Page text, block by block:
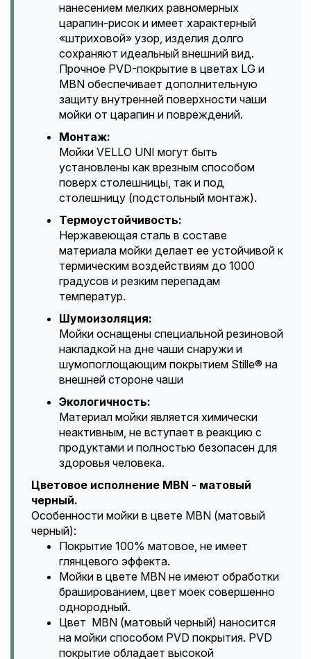
нанесением мелких равномерных
царапин-рисок и имеет характерный
«штриховой» узор, изделия долго
сохраняют идеальный внешний вид.
Прочное PVD-покрытие в цветах LG и
MBN обеспечивает дополнительную
защиту внутренней поверхности чаши
мойки от царапин и повреждений.
Монтаж:
Мойки VELLO UNI могут быть
установлены как врезным способом
поверх столешницы, так и под
столешницу (подстольный монтаж).
Термоустойчивость:
Нержавеющая сталь в составе
материала мойки делает ее устойчивой к
термическим воздействиям до 1000
градусов и резким перепадам
температур.
Шумоизоляция:
Мойки оснащены специальной резиновой
накладкой на дне чаши снаружи и
шумопоглощающим покрытием Stille® на
внешней стороне чаши
Экологичность:
Материал мойки является химически
неактивным, не вступает в реакцию с
продуктами и полностью безопасен для
здоровья человека.
Цветовое исполнение MBN - матовый
черный.
Особенности мойки в цвете MBN (матовый
черный):
Покрытие 100% матовое, не имеет
глянцевого эффекта.
Мойки в цвете MBN не имеют обработки
брашированием, цвет моек совершенно
однородный.
Цвет MBN (матовый черный) наносится
на мойки способом PVD покрытия. PVD
покрытие обладает высокой